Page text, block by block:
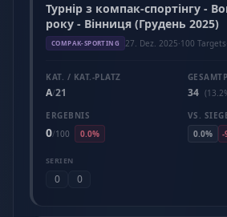
Турнір з компак-спортінгу -
року - Вінниця (Грудень 2025)
COMPAK-SPORTING 27. Dez. 2025·100 Targets
KAT. / KAT.-PLATZ
A/21 34
ERGEBNIS
0/100 0.0%
VS.
0.0%
-
SERIEN
0 0